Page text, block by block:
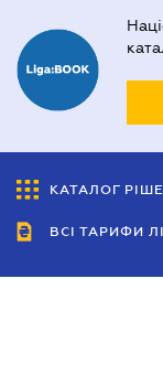
КАТАЛОГ
ВСІ ТАРИФИ